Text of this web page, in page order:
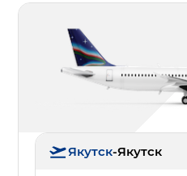
Якутск-Якутск